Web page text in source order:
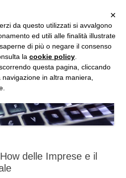
Forense
e CTU in Processi Civili e Penali
delle Imprese e il
×
da questo utilizzati si avvalgono
ed utili alle finalità illustrate
di più o negare il consenso
la cookie policy
questa pagina, cliccando
in altra maniera,